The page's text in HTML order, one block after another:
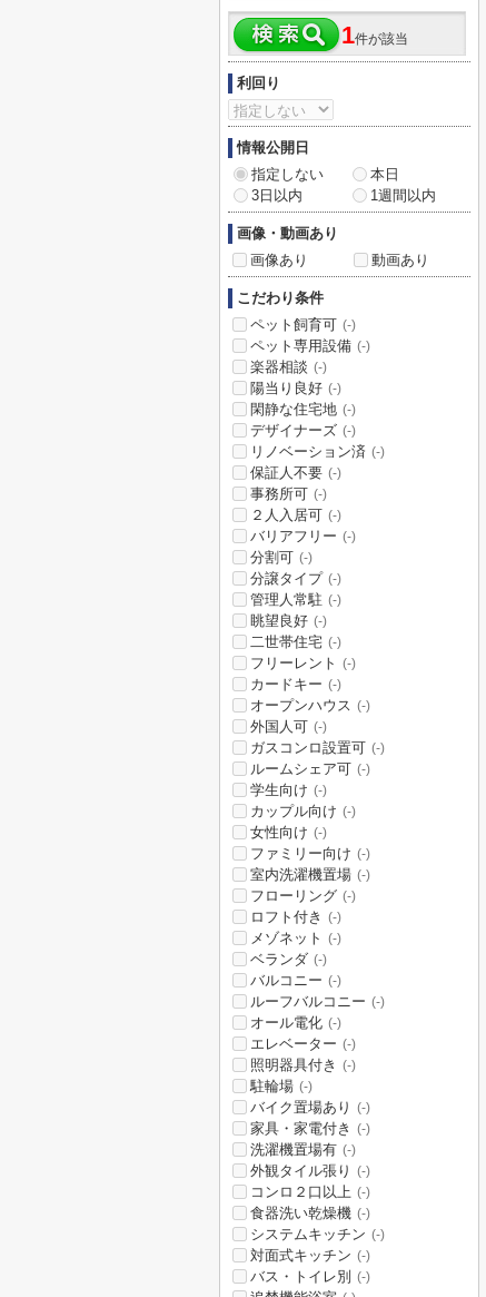
1件が該当
利回り
情報公開日
指定しない
本日
3日以内
1週間以内
画像・動画あり
画像あり
動画あり
こだわり条件
ペット飼育可 (-)
ペット専用設備 (-)
楽器相談 (-)
陽当り良好 (-)
閑静な住宅地 (-)
デザイナーズ (-)
リノベーション済 (-)
保証人不要 (-)
事務所可 (-)
２人入居可 (-)
バリアフリー (-)
分割可 (-)
分譲タイプ (-)
管理人常駐 (-)
眺望良好 (-)
二世帯住宅 (-)
フリーレント (-)
カードキー (-)
オープンハウス (-)
外国人可 (-)
ガスコンロ設置可 (-)
ルームシェア可 (-)
学生向け (-)
カップル向け (-)
女性向け (-)
ファミリー向け (-)
室内洗濯機置場 (-)
フローリング (-)
ロフト付き (-)
メゾネット (-)
ベランダ (-)
バルコニー (-)
ルーフバルコニー (-)
オール電化 (-)
エレベーター (-)
照明器具付き (-)
駐輪場 (-)
バイク置場あり (-)
家具・家電付き (-)
洗濯機置場有 (-)
外観タイル張り (-)
コンロ２口以上 (-)
食器洗い乾燥機 (-)
システムキッチン (-)
対面式キッチン (-)
バス・トイレ別 (-)